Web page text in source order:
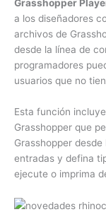
Grasshopper
a los diseñadores
archivos de
desde la línea de
programadores
usuarios que no
Esta función
Grasshopper que
Grasshopper
entradas y defina
ejecute o imprima